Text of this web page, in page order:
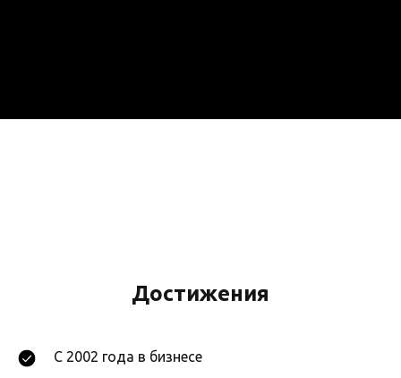
Достижения
С 2002 года в бизнесе